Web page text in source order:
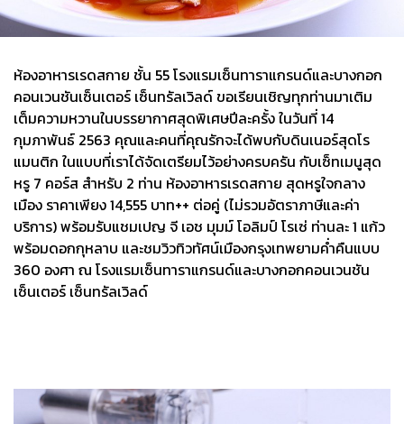
ห้องอาหารเรดสกาย ชั้น 55 โรงแรมเซ็นทาราแกรนด์และบางกอก
คอนเวนชันเซ็นเตอร์ เซ็นทรัลเวิลด์ ขอเรียนเชิญทุกท่านมาเติม
เต็มความหวานในบรรยากาศสุดพิเศษปีละครั้ง ในวันที่ 14
กุมภาพันธ์ 2563 คุณและคนที่คุณรักจะได้พบกับดินเนอร์สุดโร
แมนติก ในแบบที่เราได้จัดเตรียมไว้อย่างครบครัน กับเซ็ทเมนูสุด
หรู 7 คอร์ส สำหรับ 2 ท่าน ห้องอาหารเรดสกาย สุดหรูใจกลาง
เมือง ราคาเพียง 14,555 บาท++ ต่อคู่ (ไม่รวมอัตราภาษีและค่า
บริการ) พร้อมรับแชมเปญ จี เอช มุมม์ โอลิมป์ โรเซ่ ท่านละ 1 แก้ว
พร้อมดอกกุหลาบ และชมวิวทิวทัศน์เมืองกรุงเทพยามค่ำคืนแบบ
360 องศา ณ โรงแรมเซ็นทาราแกรนด์และบางกอกคอนเวนชัน
เซ็นเตอร์ เซ็นทรัลเวิลด์